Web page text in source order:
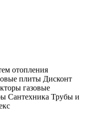
отопления
плиты Дисконт
газовые
Сантехника Трубы и